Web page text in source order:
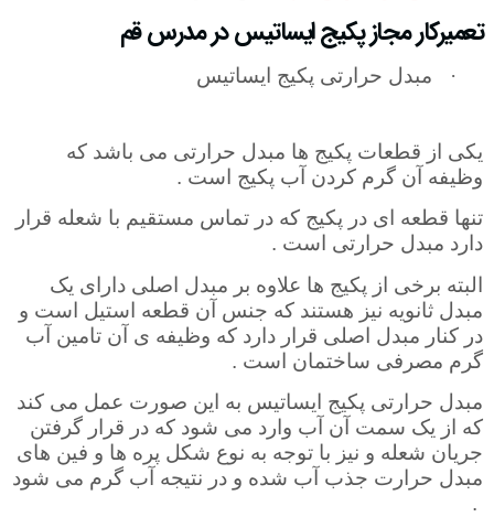
تعمیرکار مجاز پکیج ایساتیس در مدرس قم
· مبدل حرارتی پکیج ایساتیس
یکی از قطعات پکیج ها مبدل حرارتی می باشد که
وظیفه آن گرم‌ کردن آب پکیج است .
تنها قطعه ای در پکیج که در تماس مستقیم با شعله قرار
دارد مبدل حرارتی است .
البته برخی از پکیج ها علاوه بر مبدل اصلی دارای یک
مبدل ثانویه نیز هستند که جنس آن قطعه استیل است و
در کنار مبدل اصلی قرار دارد که وظیفه ی آن تامین آب
گرم مصرفی ساختمان است .
مبدل حرارتی پکیج ایساتیس به این صورت عمل می کند
که از یک سمت آن آب وارد می شود که در قرار گرفتن
جریان شعله و نیز با توجه به نوع شکل پره ها و فین های
مبدل حرارت جذب آب شده و در نتیجه آب گرم می شود
.